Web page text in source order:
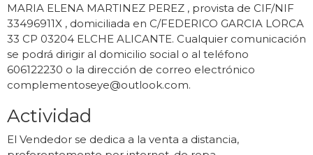
MARIA ELENA MARTINEZ PEREZ , provista de CIF/NIF
33496911X , domiciliada en C/FEDERICO GARCIA LORCA
33 CP 03204 ELCHE ALICANTE. Cualquier comunicación
se podrá dirigir al domicilio social o al teléfono
606122230 o la dirección de correo electrónico
complementoseye@outlook.com.
Actividad
El Vendedor se dedica a la venta a distancia,